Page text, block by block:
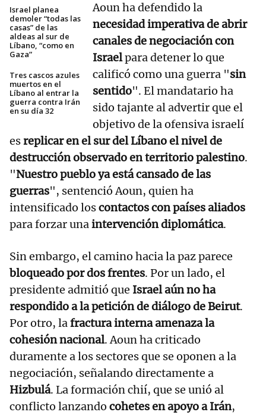
Israel planea
demoler “todas las
casas” de las
aldeas al sur de
Líbano, “como en
Gaza”
Tres cascos azules
muertos en el
Líbano al entrar la
guerra contra Irán
en su día 32
Aoun ha defendido la
necesidad imperativa de abrir
canales de negociación con
Israelpara detener lo que
calificó como una guerra "sin
sentido". El mandatario ha
sido tajante al advertir que el
objetivo de la ofensiva israelí
esreplicar en el sur del Líbano el nivel de
destrucción observado en territorio palestino.
"Nuestro pueblo ya está cansado de las
guerras", sentenció Aoun, quien ha
intensificado loscontactos con países aliados
para forzar unaintervención diplomática.
Sin embargo, el camino hacia la paz parece
bloqueado por dos frentes. Por un lado, el
presidente admitió que Israel aún no ha
respondido a la petición de diálogo de Beirut.
Por otro, lafractura interna amenaza la
cohesión nacional. Aoun ha criticado
duramente a los sectores que se oponen a la
negociación, señalando directamente a
Hizbulá. La formación chií, que se unió al
conflicto lanzando cohetes en apoyo a Irán,